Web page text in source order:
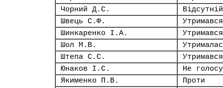
Чорний Д.С.
Відсутній
Швець С.Ф.
Утримався
Шинкаренко І.А.
Утримався
Шол М.В.
Штепа С.С.
Утримався
Юнаков І.С.
Не
Якименко П.В.
Проти